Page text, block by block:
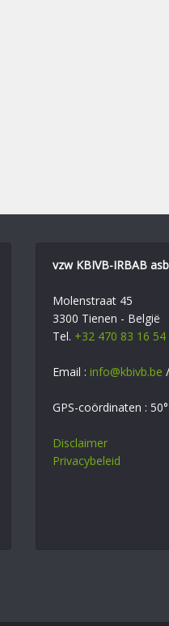
vzw KBIVB-IRBAB
Molenstraat 45
3300 Tienen - België
Tel. +32 470 83 16 54
Email : info@kbivb.be /
GPS-coördinaten :
Disclaimer
Privacybeleid